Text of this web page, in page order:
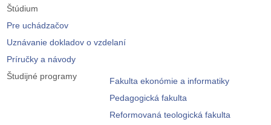
Štúdium
Pre uchádzačov
Uznávanie dokladov o vzdelaní
Príručky a návody
Študijné programy
Fakulta ekonómie a informatiky
Pedagogická fakulta
Reformovaná teologická fakulta